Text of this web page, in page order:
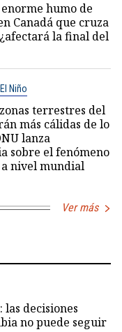
humo de
Canadá que cruza
la final del
Niño
terrestres del
más cálidas de lo
lanza
sobre el fenómeno
nivel mundial
Ver más
las decisiones
no puede seguir